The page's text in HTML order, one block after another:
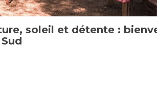
soleil et détente :